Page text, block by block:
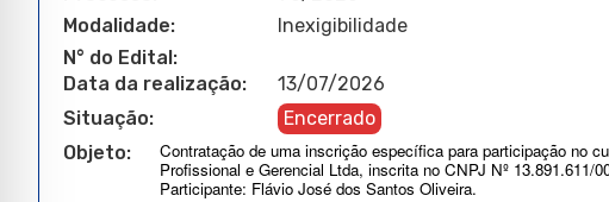
Modalidade:
Inexigibilidade
N° do Edital:
Data da realização:
13/07/2026
Situação:
Encerrado
Objeto:
Contratação de uma inscrição específica para participação no
Profissional e Gerencial Ltda, inscrita no CNPJ Nº 13.891.611/
Participante: Flávio José dos Santos Oliveira.